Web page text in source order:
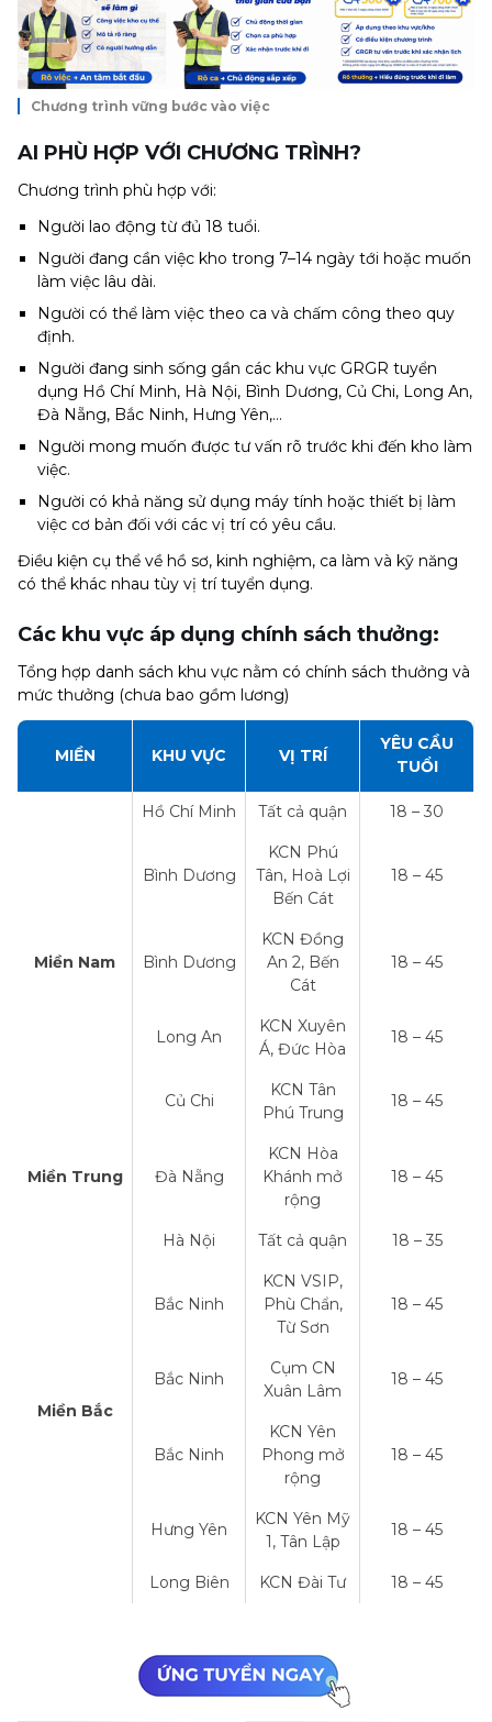
Chương trình vững bước vào việc
AI PHÙ HỢP VỚI CHƯƠNG TRÌNH?
Chương trình phù hợp với:
Người lao động từ đủ 18 tuổi.
Người đang cần việc kho trong 7–14 ngày tới hoặc muốn
làm việc lâu dài.
Người có thể làm việc theo ca và chấm công theo quy
định.
Người đang sinh sống gần các khu vực GRGR tuyển
dụng Hồ Chí Minh, Hà Nội, Bình Dương, Củ Chi, Long An,
Đà Nẵng, Bắc Ninh, Hưng Yên,…
Người mong muốn được tư vấn rõ trước khi đến kho làm
việc.
Người có khả năng sử dụng máy tính hoặc thiết bị làm
việc cơ bản đối với các vị trí có yêu cầu.
Điều kiện cụ thể về hồ sơ, kinh nghiệm, ca làm và kỹ năng
có thể khác nhau tùy vị trí tuyển dụng.
Các khu vực áp dụng chính sách thưởng:
Tổng hợp danh sách khu vực nằm có chính sách thưởng và
mức thưởng (chưa bao gồm lương)
MIỀN KHU VỰC VỊ TRÍ
YÊU CẦU
TUỔI
Miền Nam
Hồ Chí Minh Tất cả quận 18 – 30
Bình Dương
KCN Phú
Tân, Hoà Lợi
Bến Cát
18 – 45
Bình Dương
KCN Đồng
An 2, Bến
Cát
18 – 45
Long An
KCN Xuyên
Á, Đức Hòa
18 – 45
Củ Chi
KCN Tân
Phú Trung
18 – 45
Miền Trung Đà Nẵng
KCN Hòa
Khánh mở
rộng
18 – 45
Miền Bắc
Hà Nội Tất cả quận 18 – 35
Bắc Ninh
KCN VSIP,
Phù Chẩn,
Từ Sơn
18 – 45
Bắc Ninh
Cụm CN
Xuân Lâm
18 – 45
Bắc Ninh
KCN Yên
Phong mở
rộng
18 – 45
Hưng Yên
KCN Yên Mỹ
1, Tân Lập
18 – 45
Long Biên KCN Đài Tư 18 – 45